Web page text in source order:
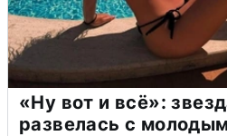
«Ну вот и всё»:
развелась с